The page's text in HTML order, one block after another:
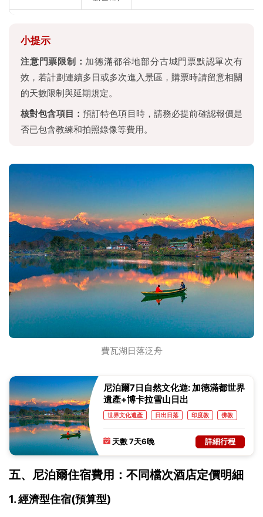
小提示
注意門票限制： 加德滿都谷地部分古城門票默認單次有
效，若計劃連續多日或多次進入景區，購票時請留意相關
的天數限制與延期規定。
核對包含項目： 預訂特色項目時，請務必提前確認報價是
否已包含教練和拍照錄像等費用。
費瓦湖日落泛舟
尼泊爾7日自然文化遊: 加德滿都世界
遺產+博卡拉雪山日出
世界文化遺產 日出日落 印度教
佛教
建築
天數 7天6晚 詳細行程
五、尼泊爾住宿費用：不同檔次酒店定價明細
1. 經濟型住宿(預算型)